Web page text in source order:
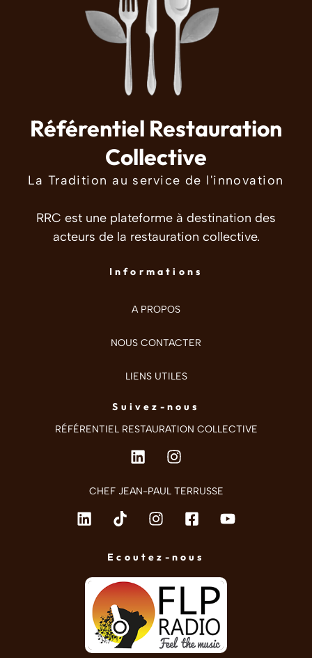
Référentiel Restauration
Collective
La Tradition au service de l'innovation
RRC est une plateforme à destination des
acteurs de la restauration collective.
Informations
A PROPOS
NOUS CONTACTER
LIENS UTILES
Suivez-nous
RÉFÉRENTIEL RESTAURATION COLLECTIVE
CHEF JEAN-PAUL TERRUSSE
Ecoutez-nous